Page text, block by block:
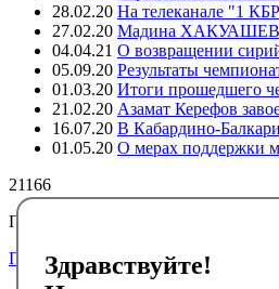
28.02.20 На телеканале "1
27.02.20 Мадина ХАКУАШЕВА:
04.04.21 О возвращении
05.09.20 Результаты
01.03.20 Итоги прошедшего
21.02.20 Азамат Керефов
16.07.20 В Кабардино-
01.05.20 О мерах поддержки
21166
Подписывайтесь на черкесский
Подписаться
Здравствуйте!